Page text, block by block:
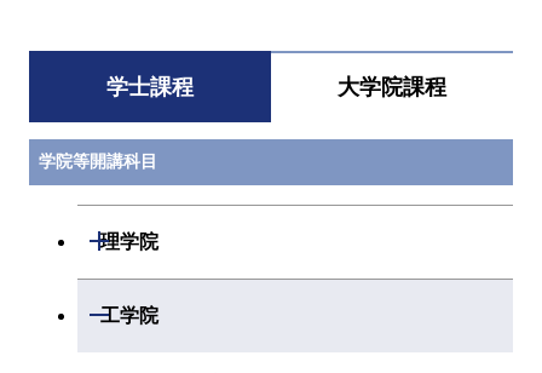
学士課程 大学院課程
学院等開講科目
理学院
開閉
工学院
開閉